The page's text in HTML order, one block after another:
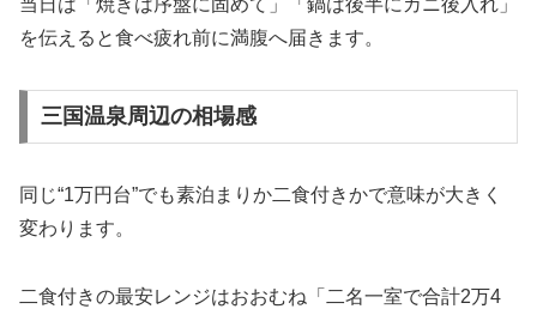
を伝えると食べ疲れ前に満腹へ届きます。
三国温泉周辺の相場感
同じ“1万円台”でも素泊まりか二食付きかで意味が大きく
変わります。
二食付きの最安レンジはおおむね「二名一室で合計2万4